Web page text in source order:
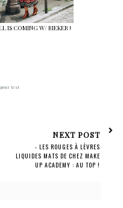
IS COMING W/ RIEKER !
test
NEXT POST
- LES ROUGES À LÈVRES
LIQUIDES MATS DE CHEZ MAKE
UP ACADEMY : AU TOP !